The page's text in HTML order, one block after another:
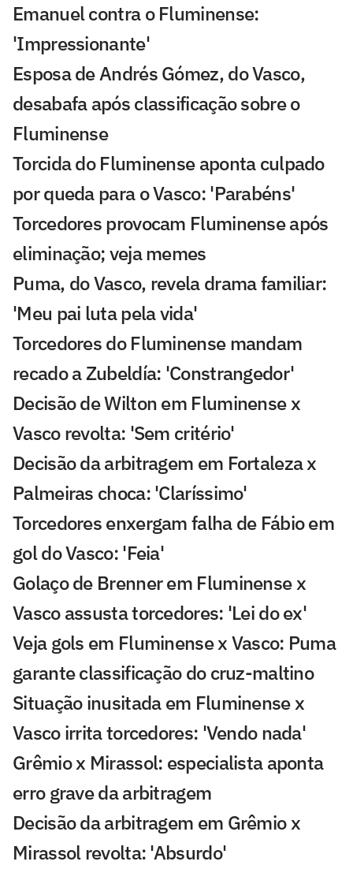
Emanuel contra o Fluminense:
'Impressionante'
Esposa de Andrés Gómez, do Vasco,
desabafa após classificação sobre o
Fluminense
Torcida do Fluminense aponta culpado
por queda para o Vasco: 'Parabéns'
Torcedores provocam Fluminense após
eliminação; veja memes
Puma, do Vasco, revela drama familiar:
'Meu pai luta pela vida'
Torcedores do Fluminense mandam
recado a Zubeldía: 'Constrangedor'
Decisão de Wilton em Fluminense x
Vasco revolta: 'Sem critério'
Decisão da arbitragem em Fortaleza x
Palmeiras choca: 'Claríssimo'
Torcedores enxergam falha de Fábio em
gol do Vasco: 'Feia'
Golaço de Brenner em Fluminense x
Vasco assusta torcedores: 'Lei do ex'
Veja gols em Fluminense x Vasco: Puma
garante classificação do cruz-maltino
Situação inusitada em Fluminense x
Vasco irrita torcedores: 'Vendo nada'
Grêmio x Mirassol: especialista aponta
erro grave da arbitragem
Decisão da arbitragem em Grêmio x
Mirassol revolta: 'Absurdo'